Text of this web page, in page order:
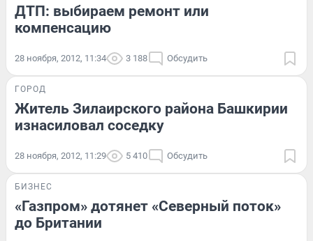
ДТП: выбираем ремонт или
компенсацию
28 ноября, 2012, 11:34 3 188 Обсудить
ГОРОД
Житель Зилаирского района Башкирии
изнасиловал соседку
28 ноября, 2012, 11:29 5 410 Обсудить
БИЗНЕС
«Газпром» дотянет «Северный поток»
до Британии